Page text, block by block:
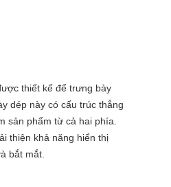
thiết kế để trưng bày
dép này có cấu trúc thẳng
sản phẩm từ cả hai phía.
thiện khả năng hiển thị
bắt mắt.